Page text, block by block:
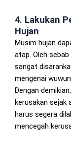
4. Lakukan
Hujan
Musim hujan
atap. Oleh
sangat
mengenai
Dengan
kerusakan sejak
harus segera
mencegah